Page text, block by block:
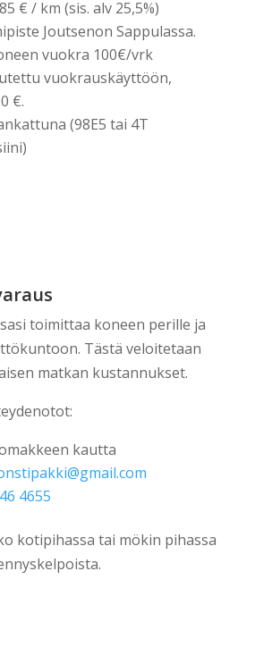
€ / km (sis. alv 25,5%)
Joutsenon Sappulassa.
vuokra 100€/vrk
vuokrauskäyttöön,
€.
(98E5 tai 4T
toimittaa koneen perille ja
Tästä veloitetaan
matkan kustannukset.
kautta
4655
kotipihassa tai mökin pihassa